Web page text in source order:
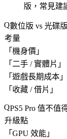
版，常見建
數位版 vs 光碟
考量
「 機身價 」
「 二手 / 實體片 」
「 遊戲長期成本 」
「 收藏 / 借片 」
PS5 Pro 值不值
升級點
「 GPU 效能 」